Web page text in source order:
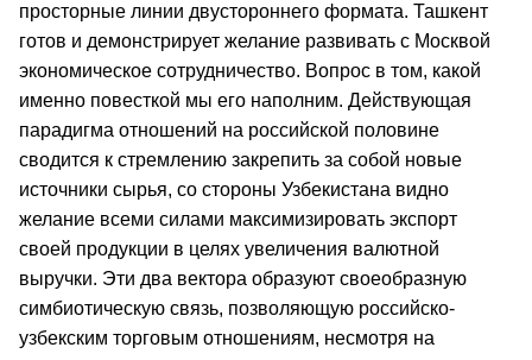
просторные линии двустороннего формата. Ташкент
готов и демонстрирует желание развивать с Москвой
экономическое сотрудничество. Вопрос в том, какой
именно повесткой мы его наполним. Действующая
парадигма отношений на российской половине
сводится к стремлению закрепить за собой новые
источники сырья, со стороны Узбекистана видно
желание всеми силами максимизировать экспорт
своей продукции в целях увеличения валютной
выручки. Эти два вектора образуют своеобразную
симбиотическую связь, позволяющую российско-
узбекским торговым отношениям, несмотря на